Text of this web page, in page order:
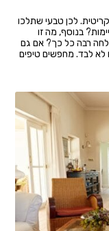
לכן טבעי שתלכו
בנוסף, מה זו
רבה כל כך? אם גם
לבד. מחפשים טיפים